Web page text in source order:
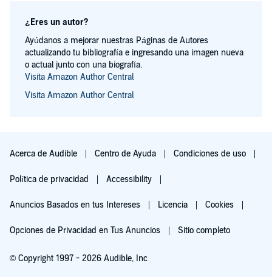
¿Eres un autor?
Ayúdanos a mejorar nuestras Páginas de Autores
actualizando tu bibliografía e ingresando una imagen nueva
o actual junto con una biografía.
Visita Amazon Author Central
Visita Amazon Author Central
Acerca de Audible Centro de Ayuda Condiciones de uso
Política de privacidad Accessibility
Anuncios Basados en tus Intereses Licencia Cookies
Opciones de Privacidad en Tus Anuncios Sitio completo
© Copyright 1997 - 2026 Audible, Inc